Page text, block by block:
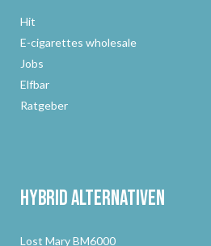
Hit
E-cigarettes wholesale
Jobs
Elfbar
Ratgeber
Hybrid Alternativen
Lost Mary BM6000